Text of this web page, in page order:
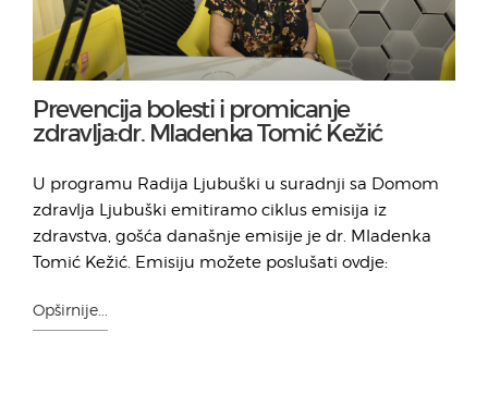
Prevencija bolesti i promicanje
zdravlja:dr. Mladenka Tomić Kežić
U programu Radija Ljubuški u suradnji sa Domom
zdravlja Ljubuški emitiramo ciklus emisija iz
zdravstva, gošća današnje emisije je dr. Mladenka
Tomić Kežić. Emisiju možete poslušati ovdje:
Opširnije...